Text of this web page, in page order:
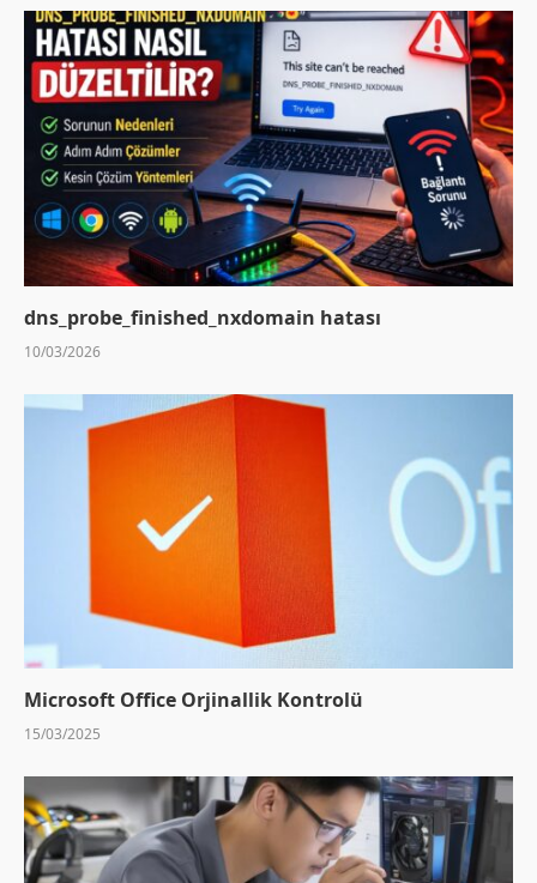
dns_probe_finished_nxdomain hatası
10/03/2026
Microsoft Office Orjinallik Kontrolü
15/03/2025